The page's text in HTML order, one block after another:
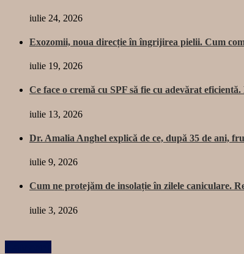
iulie 24, 2026
Exozomii, noua direcție în îngrijirea pielii. Cum
iulie 19, 2026
Ce face o cremă cu SPF să fie cu adevărat
iulie 13, 2026
Dr. Amalia Anghel explică de ce, după 35 de ani,
iulie 9, 2026
Cum ne protejăm de insolație în zilele caniculare.
iulie 3, 2026